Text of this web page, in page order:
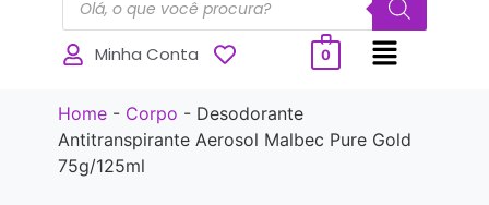
Minha Conta 0
Home- Corpo - Desodorante
Antitranspirante Aerosol Malbec Pure Gold
75g/125ml